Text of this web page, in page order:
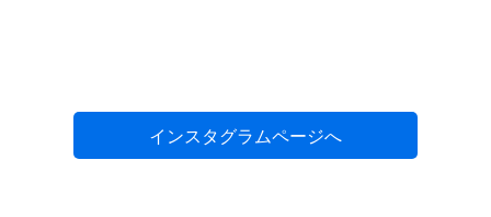
インスタグラムページへ